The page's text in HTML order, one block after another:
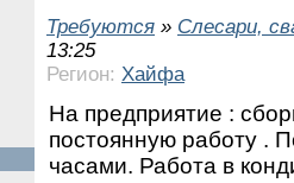
Требуются » Слесари,
13:25
Регион: Хайфа
На предприятие :
постоянную работу .
часами. Работа в